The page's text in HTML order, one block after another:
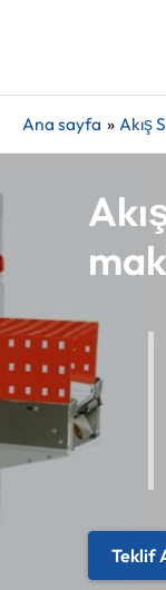
Ana sayfa Akış
Teklif